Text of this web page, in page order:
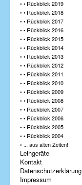
• • Rückblick 2019
• • Rückblick 2018
• • Rückblick 2017
• • Rückblick 2016
• • Rückblick 2015
• • Rückblick 2014
• • Rückblick 2013
• • Rückblick 2012
• • Rückblick 2011
• • Rückblick 2010
• • Rückblick 2009
• • Rückblick 2008
• • Rückblick 2007
• • Rückblick 2006
• • Rückblick 2005
• • Rückblick 2004
• ... aus alten Zeiten!
Leihgeräte
Kontakt
Datenschutzerklärung
Impressum